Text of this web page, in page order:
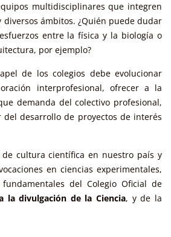
multidisciplinares que integren
diversos ámbitos. ¿Quién puede dudar
entre la física y la biología o
por ejemplo?
de los colegios debe evolucionar
interprofesional, ofrecer a la
demanda del colectivo profesional,
desarrollo de proyectos de interés
cultura científica en nuestro país y
en ciencias experimentales,
del Colegio Oficial de
la divulgación de la Ciencia, y de la